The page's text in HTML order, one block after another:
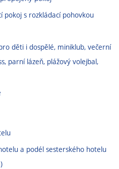
pokoj s rozkládací pohovkou
děti i dospělé, miniklub, večerní
parní lázeň, plážový volejbal,
a podél sesterského hotelu